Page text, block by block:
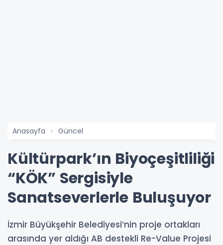
Anasayfa Güncel
Kültürpark’ın Biyoçeşitliliği
“KÖK” Sergisiyle
Sanatseverlerle Buluşuyor
İzmir Büyükşehir Belediyesi’nin proje ortakları
arasında yer aldığı AB destekli Re-Value Projesi